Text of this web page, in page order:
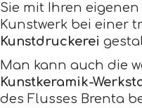
Sie mit Ihren
Kunstwerk bei einer
Kunstdruckerei
Man kann auch die
Kunstkeramik-
des Flusses Brenta